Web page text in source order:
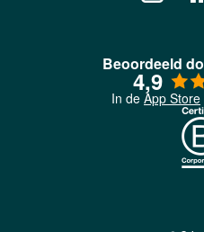
Beoordeeld
4,9
In de App Store